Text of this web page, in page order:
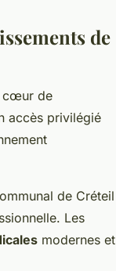
de
cœur de
accès privilégié
de Créteil
Les
modernes et